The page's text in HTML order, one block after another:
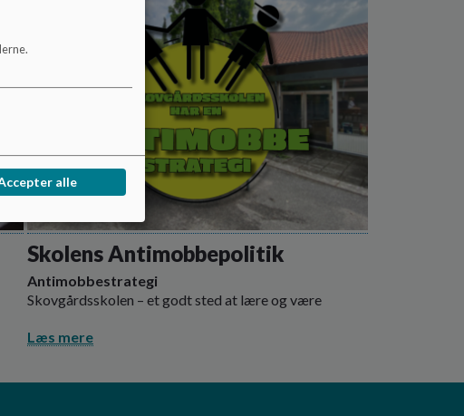
Skolens Antimobbepolitik
Antimobbestrategi
Skovgårdsskolen – et godt sted at lære og være
Læs mere
alle